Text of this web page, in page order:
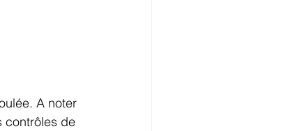
A noter
contrôles de